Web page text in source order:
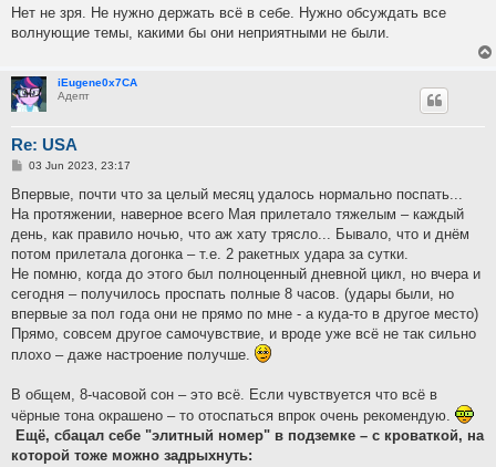
Нет не зря. Не нужно держать всё в себе. Нужно обсуждать все
волнующие темы, какими бы они неприятными не были.
iEugene0x7CA
Адепт
Re: USA
P
s
03 Jun 2023, 23:17
Впервые, почти что за целый месяц удалось нормально поспать...
На протяжении, наверное всего Мая прилетало тяжелым – каждый
день, как правило ночью, что аж хату трясло... Бывало, что и днём
потом прилетала догонка – т.е. 2 ракетных удара за сутки.
Не помню, когда до этого был полноценный дневной цикл, но вчера и
сегодня – получилось проспать полные 8 часов. (удары были, но
впервые за пол года они не прямо по мне - а куда-то в другое место)
Прямо, совсем другое самочувствие, и вроде уже всё не так сильно
плохо – даже настроение получше.
В общем, 8-часовой сон – это всё. Если чувствуется что всё в
чёрные тона окрашено – то отоспаться впрок очень рекомендую.
Ещё, сбацал себе "элитный номер" в подземке – с кроваткой, на
которой тоже можно задрыхнуть: